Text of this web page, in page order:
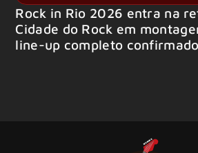
Rock in Rio 2026 entra na
Cidade do Rock em
line-up completo confirmado